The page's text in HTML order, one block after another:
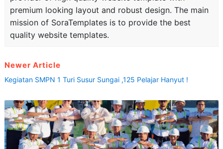
premium looking layout and robust design. The main
mission of SoraTemplates is to provide the best
quality website templates.
Newer Article
Kegiatan SMPN 1 Turi Susur Sungai ,125 Pelajar Hanyut !